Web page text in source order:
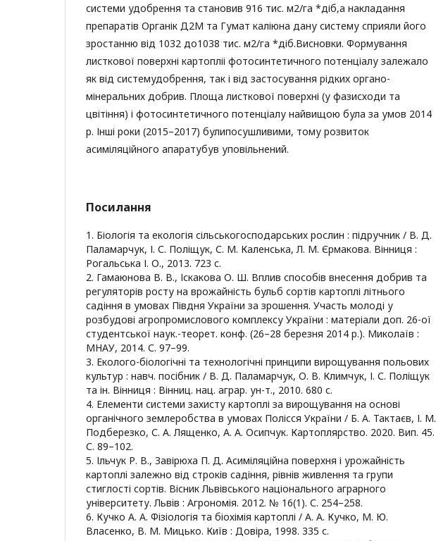
системи удобрення та становив 916 тис. м2/га *діб,а накладання
препаратів Органік Д2М та Гумат каліюна дану систему сприяли його
зростанню від 1032 до1038 тис. м2/га *діб.Висновки. Формування
листкової поверхні картопліі фотосинтетичного потенціалу залежало
як від системудобрення, так і від застосування рідких органо-
мінеральних добрив. Площа листкової поверхні (у фазисходи та
цвітіння) і фотосинтетичного потенціалу найвищою була за умов 2014
р. Інші роки (2015–2017) булипосушливими, тому розвиток
асиміляційного апаратубув уповільнений.
Посилання
1. Біологія та екологія сільськогосподарських рослин : підручник / В. Д.
Паламарчук, І. С. Поліщук, С. М. Каленська, Л. М. Єрмакова. Вінниця :
Рогальська І. О., 2013. 723 c.
2. Гамаюнова В. В., Іскакова О. Ш. Вплив способів внесення добрив та
регуляторів росту на врожайність бульб сортів картоплі літнього
садіння в умовах Півдня України за зрошення. Участь молоді у
розбудові агропромислового комплексу України : матеріали доп. 26-ої
студентської наук.-теорет. конф. (26–28 березня 2014 р.). Миколаїв :
МНАУ, 2014. С. 97–99.
3. Еколого-біологічні та технологічні принципи вирощування польових
культур : навч. посібник / В. Д. Паламарчук, О. В. Климчук, І. С. Поліщук
та ін. Вінниця : Вінниц. нац. аграр. ун-т., 2010. 680 с.
4. Елементи системи захисту картоплі за вирощування на основі
органічного землеробства в умовах Полісся України / Б. А. Тактаєв, І. М.
Подберезко, С. А. Лященко, А. А. Осипчук. Картоплярство. 2020. Вип. 45.
С. 89–102.
5. Ільчук Р. В., Завірюха П. Д. Асиміляційна поверхня і урожайність
картоплі залежно від строків садіння, рівнів живлення та групи
стиглості сортів. Вісник Львівського національного аграрного
університету. Львів : Агрономія. 2012. № 16(1). С. 254–258.
6. Кучко А. А. Фізіологія та біохімія картоплі / А. А. Кучко, М. Ю.
Власенко, В. М. Мицько. Київ : Довіра, 1998. 335 с.